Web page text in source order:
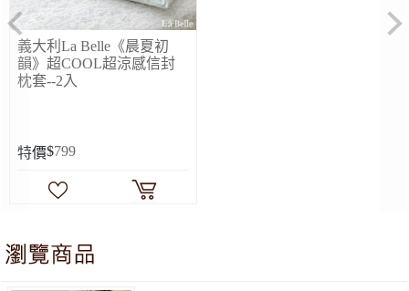
義大利La Belle《晨夏初
韻》超COOL超涼感信封
枕套--2入
特價$799
Previous